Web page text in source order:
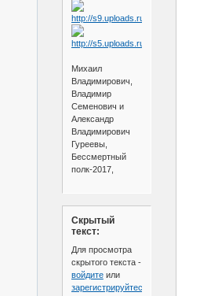
Михаил
Владимирович,
Владимир
Семенович и
Александр
Владимирович
Гуреевы,
Бессмертный
полк-2017,
Скрытый
текст:
Для просмотра
скрытого текста -
войдитеили
зарегистрируйтесь